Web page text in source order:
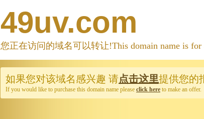
49uv.com
您正在访问的域名可以转让!This domain name is for
如果您对该域名感兴趣 请点击这里提供您的
If you would like to purchase this domain name please click here to make an offer.